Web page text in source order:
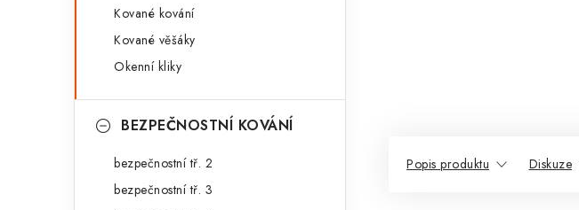
Kované kování
Kované věšáky
Okenní kliky
BEZPEČNOSTNÍ KOVÁNÍ
bezpečnostní tř. 2
bezpečnostní tř. 3
Popis produktu Diskuze